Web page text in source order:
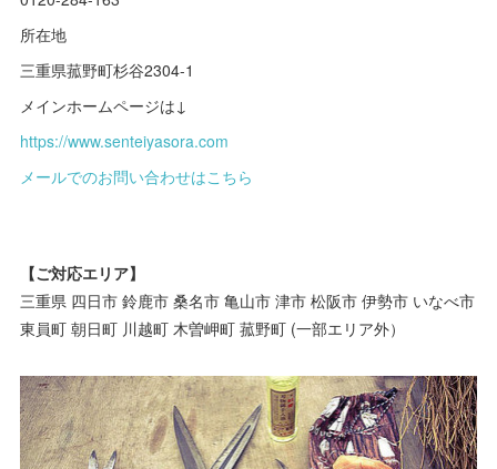
所在地
三重県菰野町杉谷2304-1
メインホームページは↓
https://www.senteiyasora.com
メールでのお問い合わせはこちら
【ご対応エリア】
三重県 四日市 鈴鹿市 桑名市 亀山市 津市 松阪市 伊勢市 いなべ市
東員町 朝日町 川越町 木曽岬町 菰野町 (一部エリア外）